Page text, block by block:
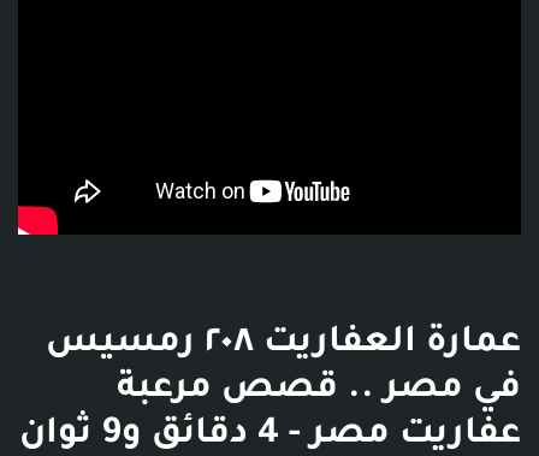
عمارة العفاريت ٢٠٨ رمسيس
في مصر .. قصص مرعبة
عفاريت مصر - 4 دقائق و9 ثوان